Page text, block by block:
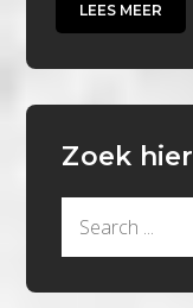
LEES MEER
Zoek hier